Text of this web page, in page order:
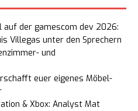
auf der gamescom dev 2026:
Villegas unter den Sprechern
und
euer eigenes Möbel-
& Xbox: Analyst Mat